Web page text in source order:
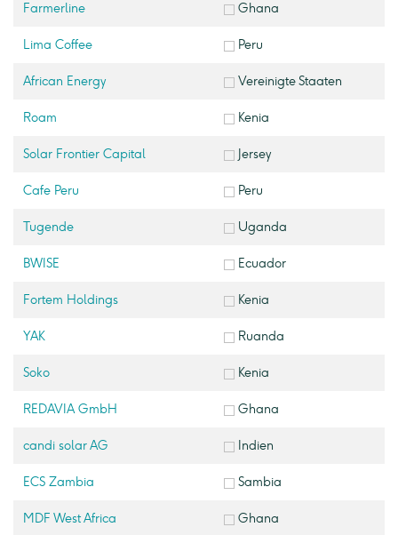
Farmerline Ghana
Lima Coffee Peru
African Energy Vereinigte Staaten
Roam Kenia
Solar Frontier Capital Jersey
Cafe Peru Peru
Tugende Uganda
BWISE Ecuador
Fortem Holdings Kenia
YAK Ruanda
Soko Kenia
REDAVIA GmbH Ghana
candi solar AG Indien
ECS Zambia Sambia
MDF West Africa Ghana